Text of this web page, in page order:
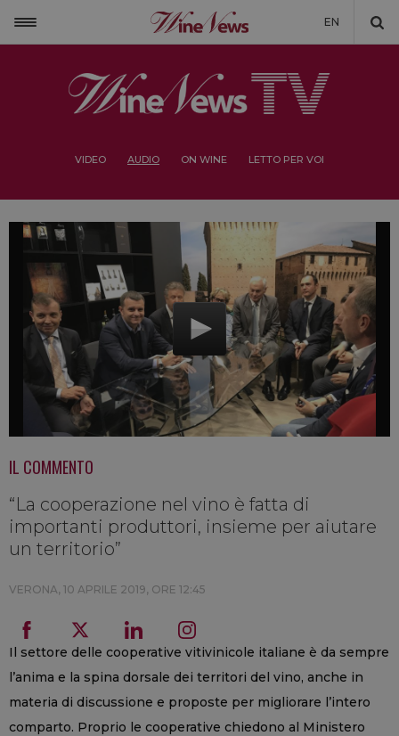
EN
VIDEO AUDIO ON WINE LETTO PER VOI
IL COMMENTO
“La cooperazione nel vino è fatta di
importanti produttori, insieme per aiutare
un territorio”
VERONA, 10 APRILE 2019, ORE 12:45
Il settore delle cooperative vitivinicole italiane è da sempre
l’anima e la spina dorsale dei territori del vino, anche in
materia di discussione e proposte per migliorare l’intero
comparto. Proprio le cooperative chiedono al Ministero